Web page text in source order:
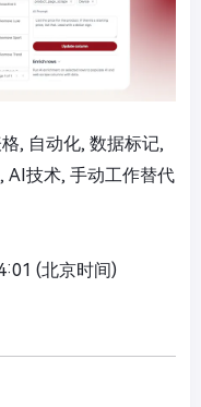
, 自动化, 数据标记,
AI技术, 手动工作替代
(北京时间)